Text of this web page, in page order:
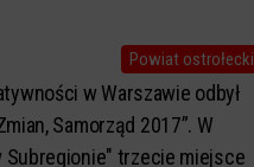
Powiat ostrołecki
w Warszawie odbył
Samorząd 2017”. W
Subregionie" trzecie miejsce